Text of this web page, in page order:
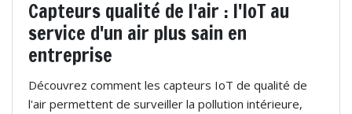
Capteurs qualité de l'air : l'IoT au
service d'un air plus sain en
entreprise
Découvrez comment les capteurs IoT de qualité de
l'air permettent de surveiller la pollution intérieure,